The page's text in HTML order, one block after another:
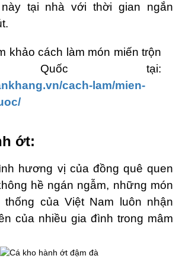
tại nhà với thời gian ngắn
khảo cách làm món miến trộn
Quốc tại:
cach-lam/mien-
ớt:
hương vị của đồng quê quen
hề ngán ngẫm, những món
thống của Việt Nam luôn nhận
của nhiều gia đình trong mâm